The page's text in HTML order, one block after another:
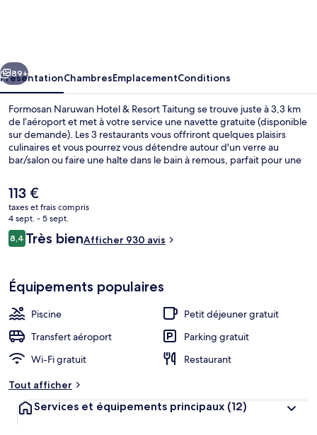
Resort
Taitung
Suivant
89+
PrésentationChambresEmplacementConditions
Formosan Naruwan Hotel & Resort Taitung se trouve juste à 3,3 km
de l’aéroport et met à votre service une navette gratuite (disponible
sur demande). Les 3 restaurants vous offriront quelques plaisirs
culinaires et vous pourrez vous détendre autour d'un verre au
bar/salon ou faire une halte dans le bain à remous, parfait pour une
profiter d'une piscine extérieure, d'un club pour enfants (gratuit) et
d'une salle de fitness. Les autres voyageurs ne tarissent pas d'éloges
en ce qui concerne la présentation générale.
Le
prix
actuel
est
de
113 €
taxes et frais compris
4 sept. - 5 sept.
Avis
voyageurs
8,48,4 sur 10
Très bienAfficher 930 avis
Équipements populaires
Piscine
Petit déjeuner gratuit
Transfert aéroport
Parking gratuit
Wi-Fi gratuit
Restaurant
Tout afficher
Services et équipements principaux (12)